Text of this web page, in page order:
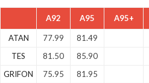
A92 A95 A95+
ATAN 77.99 81.49
TES
81.50 85.90
GRIFON
75.95 81.95